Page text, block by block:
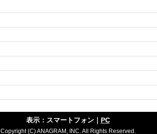
表示：スマートフォン｜ PC
Copyright (C) ANAGRAM, INC. All Rights Reserved.